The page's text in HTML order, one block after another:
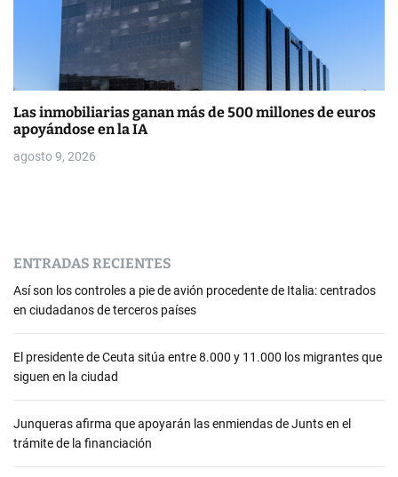
Las inmobiliarias ganan más de 500 millones de euros
apoyándose en la IA
agosto 9, 2026
ENTRADAS RECIENTES
Así son los controles a pie de avión procedente de Italia: centrados
en ciudadanos de terceros países
El presidente de Ceuta sitúa entre 8.000 y 11.000 los migrantes que
siguen en la ciudad
Junqueras afirma que apoyarán las enmiendas de Junts en el
trámite de la financiación